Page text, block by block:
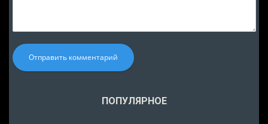
Отправить комментарий
ПОПУЛЯРНОЕ